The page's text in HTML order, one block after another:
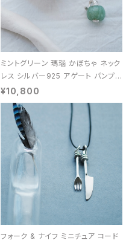
ミントグリーン 瑪瑙 かぼちゃ ネック
レス シルバー925 アゲート パンプキ
ン 天然石 レディース
¥10,800
フォーク & ナイフ ミニチュア コード